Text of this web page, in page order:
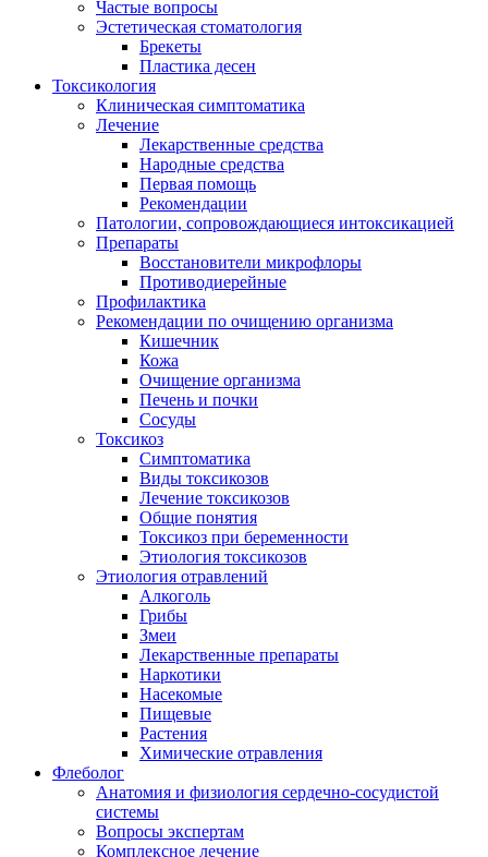
Частые вопросы
Эстетическая стоматология
Брекеты
Пластика десен
Токсикология
Клиническая симптоматика
Лечение
Лекарственные средства
Народные средства
Первая помощь
Рекомендации
Патологии, сопровождающиеся интоксикацией
Препараты
Восстановители микрофлоры
Противодиерейные
Профилактика
Рекомендации по очищению организма
Кишечник
Кожа
Очищение организма
Печень и почки
Сосуды
Токсикоз
Cимптоматика
Виды токсикозов
Лечение токсикозов
Общие понятия
Токсикоз при беременности
Этиология токсикозов
Этиология отравлений
Алкоголь
Грибы
Змеи
Лекарственные препараты
Наркотики
Насекомые
Пищевые
Растения
Химические отравления
Флеболог
Анатомия и физиология сердечно-сосудистой
системы
Вопросы экспертам
Комплексное лечение